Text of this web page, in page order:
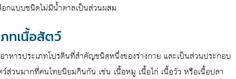
กแบบชนิดไม่มีน้ำตาลเป็นส่วนผสม
ภทเนื้อสัตว์
าหารประเภทโปรตีนที่สำคัญชนิดหนึ่งของร่างกาย และเป็นส่วนประกอบ
ส่วนมากที่คนไทยนิยมกินกัน เช่น เนื้อหมู เนื้อไก่ เนื้อวัว หรือเนื้อปลา